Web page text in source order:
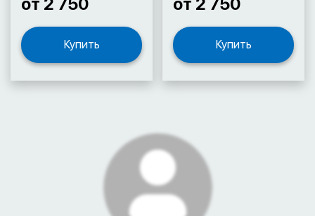
Купить Купить